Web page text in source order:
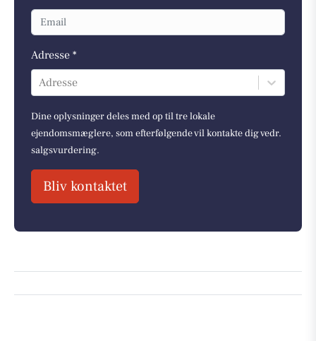
Adresse *
Adresse
Dine oplysninger deles med op til tre lokale
ejendomsmæglere, som efterfølgende vil kontakte dig vedr.
salgsvurdering.
Bliv kontaktet